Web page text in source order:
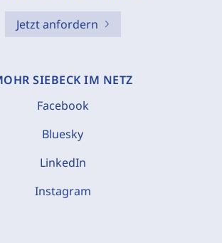
Jetzt anfordern
SIEBECK IM NETZ
Facebook
Bluesky
LinkedIn
Instagram